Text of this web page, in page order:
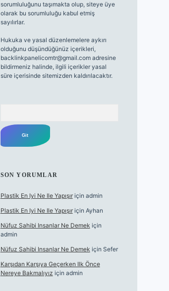
sorumluluğunu taşımakta olup, siteye üye
olarak bu sorumluluğu kabul etmiş
sayılırlar.
Hukuka ve yasal düzenlemelere aykırı
olduğunu düşündüğünüz içerikleri,
backlinkpanelicomtr@gmail.comadresine
bildirmeniz halinde, ilgili içerikler yasal
süre içerisinde sitemizden kaldırılacaktır.
SON YORUMLAR
Plastik En Iyi Ne Ile Yapışıriçin admin
Plastik En Iyi Ne Ile Yapışıriçin Ayhan
Nüfuz Sahibi Insanlar Ne Demek için
admin
Nüfuz Sahibi Insanlar Ne Demek için Sefer
Karşıdan Karşıya Geçerken Ilk Önce
Nereye Bakmalıyız için admin